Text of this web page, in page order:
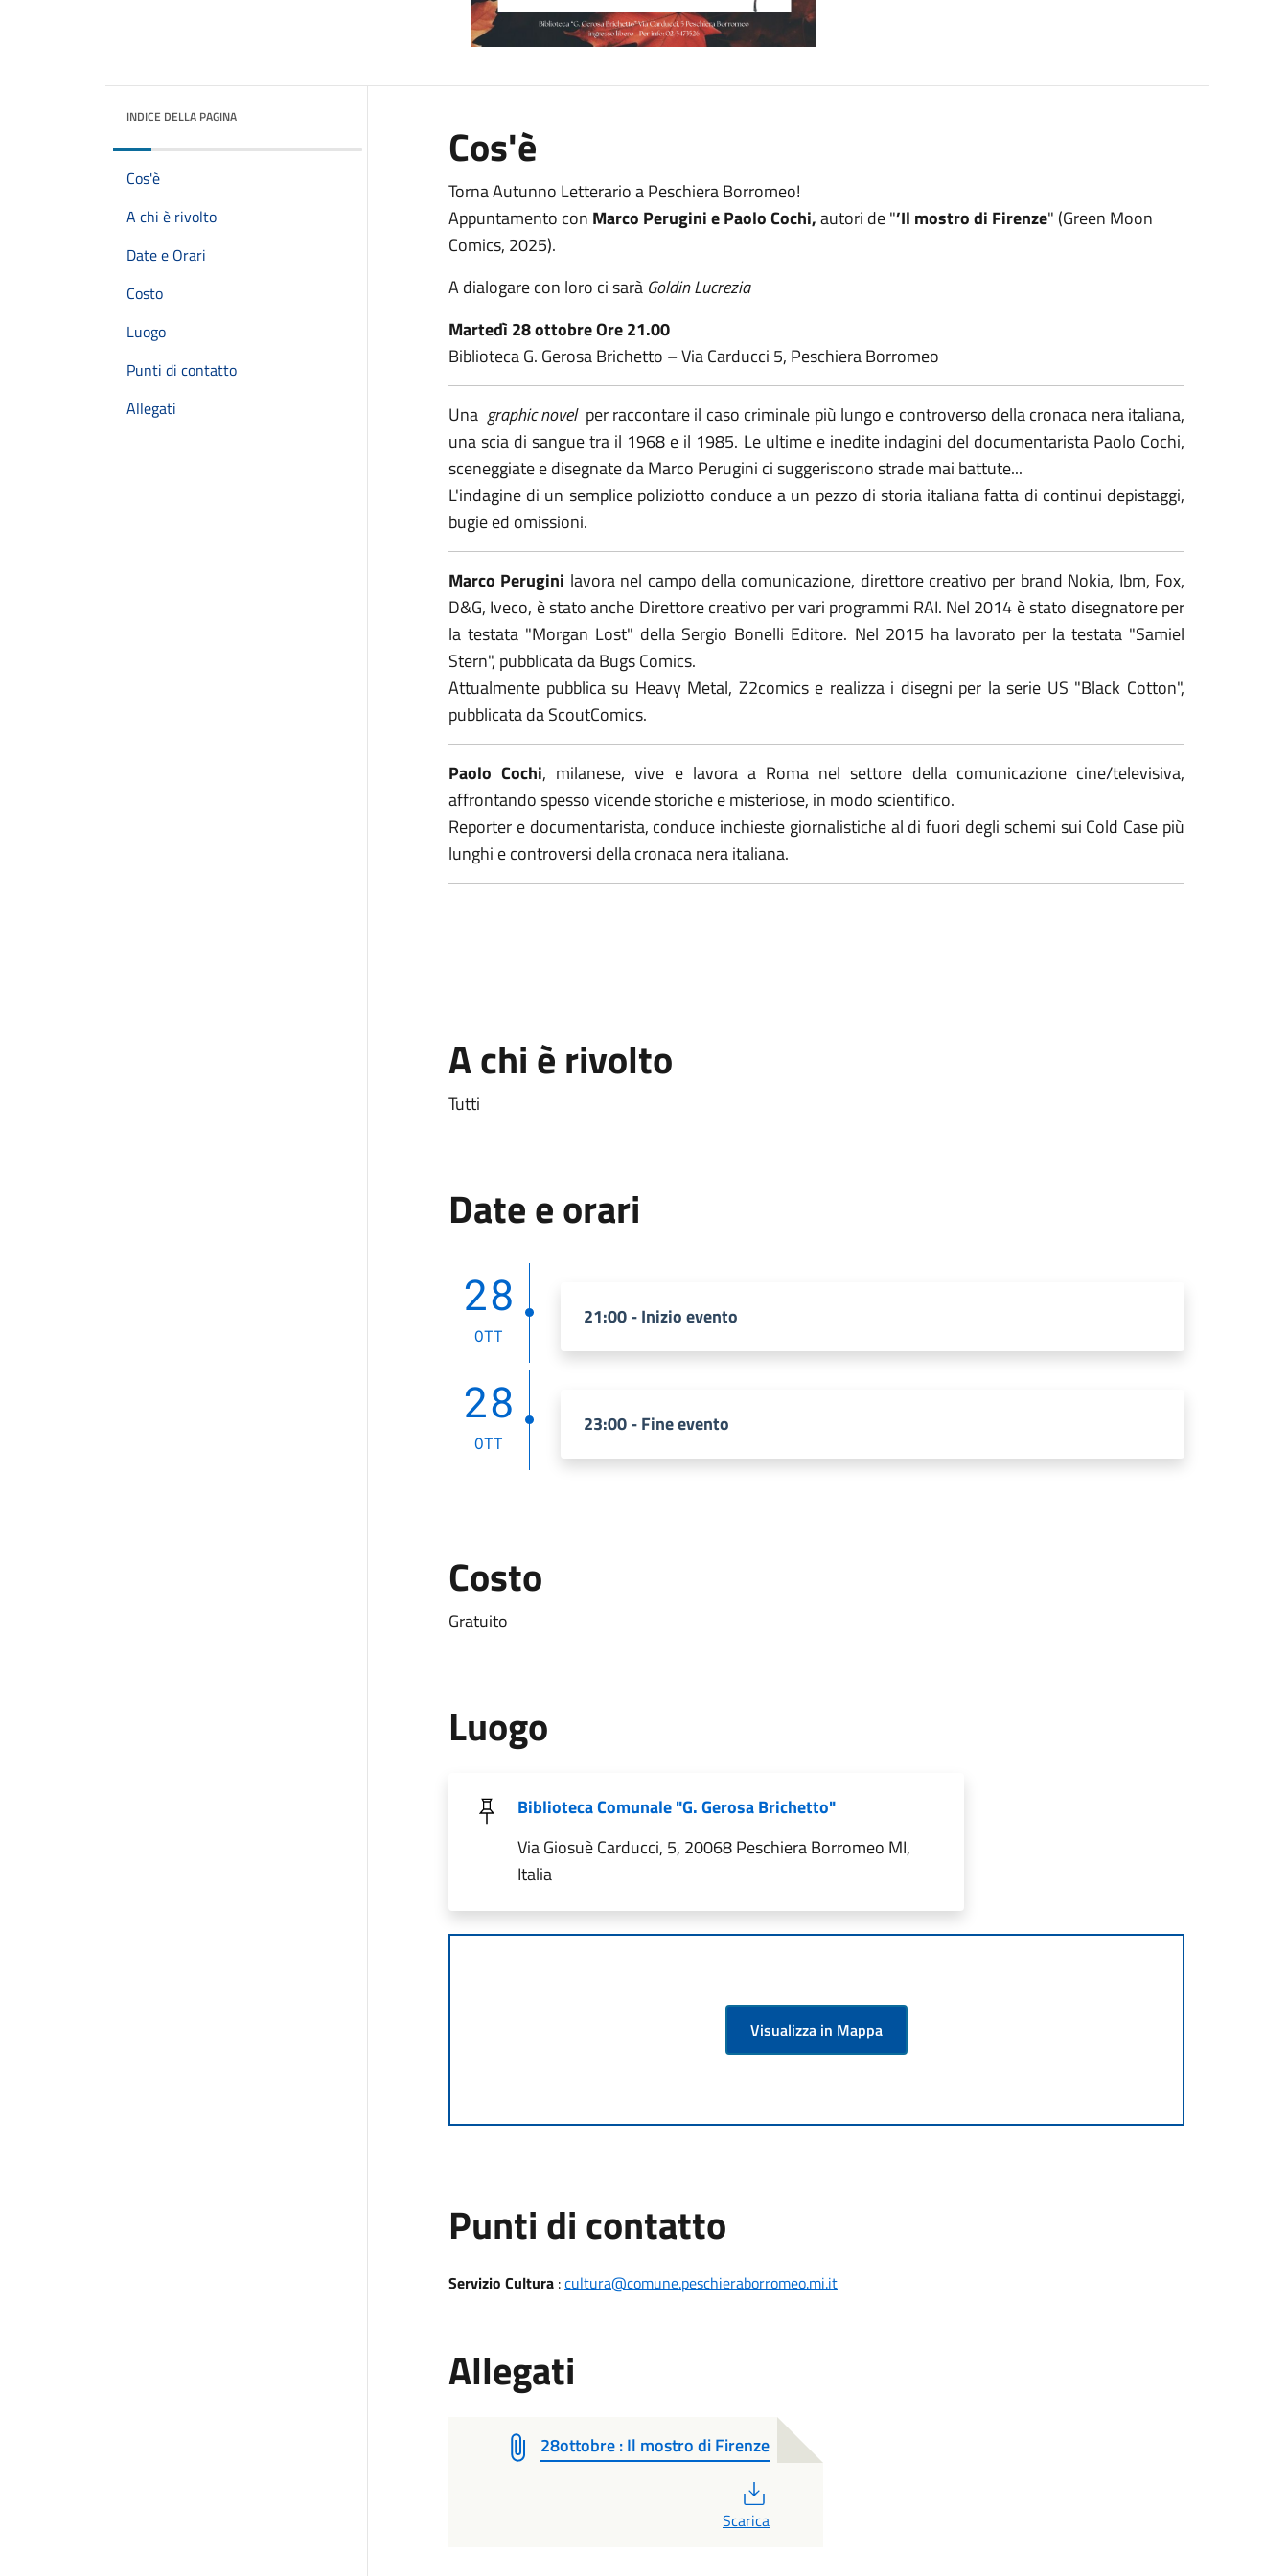
INDICE DELLA PAGINA
Cos'è
A chi è rivolto
Date e Orari
Costo
Luogo
Punti di contatto
Allegati
Cos'è
Torna Autunno Letterario a Peschiera Borromeo!
Appuntamento con Marco Perugini e Paolo Cochi,autori de "’Il mostro di Firenze" (Green Moon
Comics, 2025).
A dialogare con loro ci sarà Goldin Lucrezia
Martedì 28 ottobreOre 21.00
Biblioteca G. Gerosa Brichetto – Via Carducci 5, Peschiera Borromeo
Una graphic novel per raccontare il caso criminale più lungo e controverso della cronaca nera italiana,
una scia di sangue tra il 1968 e il 1985. Le ultime e inedite indagini del documentarista Paolo Cochi,
sceneggiate e disegnate da Marco Perugini ci suggeriscono strade mai battute...
L'indagine di un semplice poliziotto conduce a un pezzo di storia italiana fatta di continui depistaggi,
bugie ed omissioni.
Marco Perugini lavora nel campo della comunicazione, direttore creativo per brand Nokia, Ibm, Fox,
D&G, Iveco, è stato anche Direttore creativo per vari programmi RAI. Nel 2014 è stato disegnatore per
la testata "Morgan Lost" della Sergio Bonelli Editore. Nel 2015 ha lavorato per la testata "Samiel
Stern", pubblicata da Bugs Comics.
Attualmente pubblica su Heavy Metal, Z2comics e realizza i disegni per la serie US "Black Cotton",
pubblicata da ScoutComics.
Paolo Cochi, milanese, vive e lavora a Roma nel settore della comunicazione cine/televisiva,
affrontando spesso vicende storiche e misteriose, in modo scientifico.
Reporter e documentarista, conduce inchieste giornalistiche al di fuori degli schemi sui Cold Case più
lunghi e controversi della cronaca nera italiana.
A chi è rivolto
Tutti
Date e orari
28
OTT
21:00 - Inizio evento
28
OTT
23:00 - Fine evento
Costo
Gratuito
Luogo
Biblioteca Comunale "G. Gerosa Brichetto"
Via Giosuè Carducci, 5, 20068 Peschiera Borromeo MI,
Italia
Visualizza in Mappa
Punti di contatto
Servizio Cultura:cultura@comune.peschieraborromeo.mi.it
Allegati
28ottobre : Il mostro di Firenze
Scarica